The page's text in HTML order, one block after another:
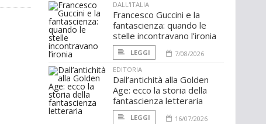
DALL'ITALIA
Francesco Guccini e la
fantascienza: quando le
stelle incontravano l’ironia
LEGGI
7/08/2026
EDITORIA
Dall’antichità alla Golden
Age: ecco la storia della
fantascienza letteraria
LEGGI 16/07/2026